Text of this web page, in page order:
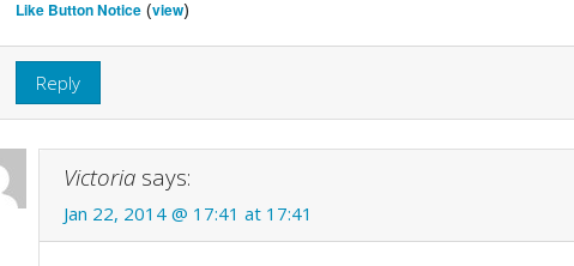
Like Button Notice (view)
Reply
Victoria says:
Jan 22, 2014 @ 17:41 at 17:41